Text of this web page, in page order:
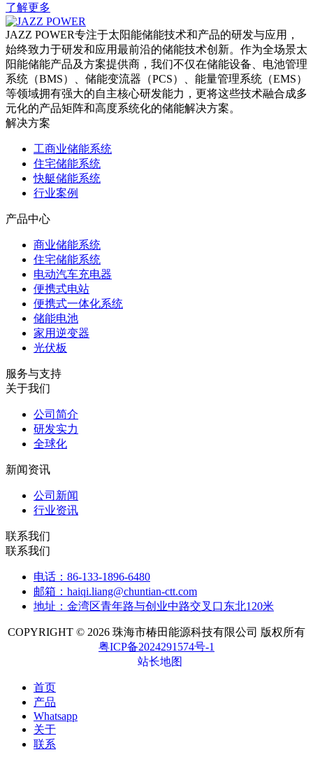
了解更多
JAZZ POWER专注于太阳能储能技术和产品的研发与应用，
始终致力于研发和应用最前沿的储能技术创新。作为全场景太
阳能储能产品及方案提供商，我们不仅在储能设备、电池管理
系统（BMS）、储能变流器（PCS）、能量管理系统（EMS）
等领域拥有强大的自主核心研发能力，更将这些技术融合成多
元化的产品矩阵和高度系统化的储能解决方案。
解决方案
工商业储能系统
住宅储能系统
快艇储能系统
行业案例
产品中心
商业储能系统
住宅储能系统
电动汽车充电器
便携式电站
便携式一体化系统
储能电池
家用逆变器
光伏板
服务与支持
关于我们
公司简介
研发实力
全球化
新闻资讯
公司新闻
行业资讯
联系我们
联系我们
电话：86-133-1896-6480
邮箱：haiqi.liang@chuntian-ctt.com
地址：金湾区青年路与创业中路交叉口东北120米
COPYRIGHT © 2026 珠海市椿田能源科技有限公司 版权所有
粤ICP备2024291574号-1
站长地图
首页
产品
Whatsapp
关于
联系